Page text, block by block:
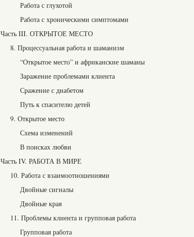
Работа с глухотой
Работа с хроническими симптомами
Часть III. ОТКРЫТОЕ МЕСТО
8. Процессуальная работа и шаманизм
“Открытое место” и африканские шаманы
Заражение проблемами клиента
Сражение с диабетом
Путь к спасителю детей
9. Открытое место
Схема изменений
В поисках любви
Часть IV. РАБОТА В МИРЕ
10. Работа с взаимоотношениями
Двойные сигналы
Двойные края
11. Проблемы клиента и групповая работа
Групповая работа